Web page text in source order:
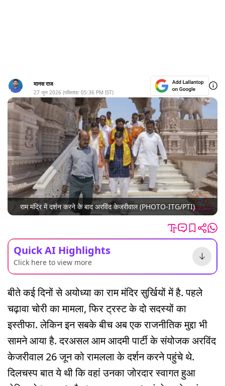
मानस राज
27 जून 2026 (पब्लिश्ड: 05:36 PM IST)
राम मंदिर में दर्शन करने के बाद अरविंद केजरीवाल (PHOTO-ITG/PTI)
Quick AI Highlights
Click here to view more
बीते कई दिनों से अयोध्या का राम मंदिर सुर्खियों में है. पहले
चढ़ावा चोरी का मामला, फिर ट्रस्ट के दो सदस्यों का
इस्तीफा. लेकिन इन सबके बीच अब एक राजनीतिक मुद्दा भी
सामने आया है. दरअसल आम आदमी पार्टी के संयोजक अरविंद
केजरीवाल 26 जून को रामलला के दर्शन करने पहुंचे थे.
दिलचस्प बात ये थी कि वहां उनका जोरदार स्वागत हुआ